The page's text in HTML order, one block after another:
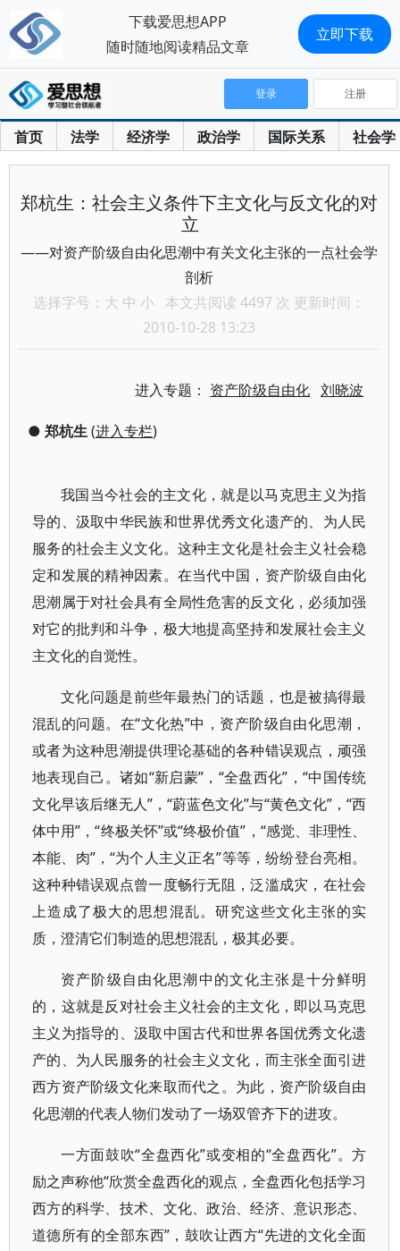
首页 法学 经济学 政治学 国际关系 社会学
登录 注册
郑杭生：社会主义条件下主文化与反文化的对
立
——对资产阶级自由化思潮中有关文化主张的一点社会学
剖析
选择字号： 大 中 小 本文共阅读 4497 次 更新时间：
2010-10-28 13:23
进入专题： 资产阶级自由化 刘晓波
● 郑杭生(进入专栏)
我国当今社会的主文化，就是以马克思主义为指
导的、汲取中华民族和世界优秀文化遗产的、为人民
服务的社会主义文化。这种主文化是社会主义社会稳
定和发展的精神因素。在当代中国，资产阶级自由化
思潮属于对社会具有全局性危害的反文化，必须加强
对它的批判和斗争，极大地提高坚持和发展社会主义
主文化的自觉性。
文化问题是前些年最热门的话题，也是被搞得最
混乱的问题。在“文化热”中，资产阶级自由化思潮，
或者为这种思潮提供理论基础的各种错误观点，顽强
地表现自己。诸如“新启蒙”，“全盘西化”，“中国传统
文化早该后继无人”，“蔚蓝色文化”与“黄色文化”，“西
体中用”，“终极关怀”或“终极价值”，“感觉、非理性、
本能、肉”，“为个人主义正名”等等，纷纷登台亮相。
这种种错误观点曾一度畅行无阻，泛滥成灾，在社会
上造成了极大的思想混乱。研究这些文化主张的实
质，澄清它们制造的思想混乱，极其必要。
资产阶级自由化思潮中的文化主张是十分鲜明
的，这就是反对社会主义社会的主文化，即以马克思
主义为指导的、汲取中国古代和世界各国优秀文化遗
产的、为人民服务的社会主义文化，而主张全面引进
西方资产阶级文化来取而代之。为此，资产阶级自由
化思潮的代表人物们发动了一场双管齐下的进攻。
一方面鼓吹“全盘西化”或变相的“全盘西化”。方
励之声称他“欣赏全盘西化的观点，全盘西化包括学习
西方的科学、技术、文化、政治、经济、意识形态、
道德所有的全部东西”，鼓吹让西方“先进的文化全面
下载爱思想APP
随时随地阅读精品文章
立即下载